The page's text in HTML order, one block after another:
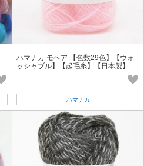
ハマナカ モヘア 【色数29色】【ウォ
ッシャブル】【起毛糸】【日本製】
ハマナカ